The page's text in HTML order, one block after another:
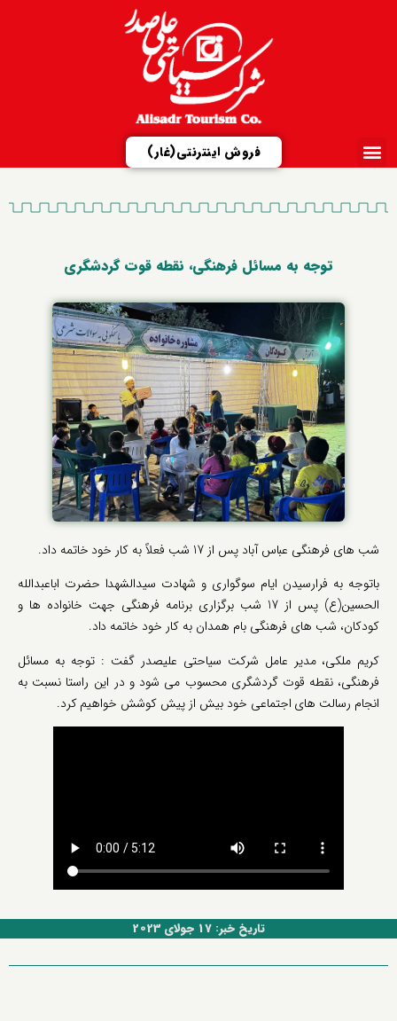
فروش اینترنتی(غار)
شب های فرهنگی عباس آباد پس از 17 شب فعلاً به کار خود خاتمه داد.
باتوجه به فرارسیدن ایام سوگواری و شهادت سیدالشهدا حضرت اباعبدالله
الحسین(ع) پس از 17 شب برگزاری برنامه فرهنگی جهت خانواده ها و
کودکان، شب های فرهنگی بام همدان به کار خود خاتمه داد.
کریم ملکی، مدیر عامل شرکت سیاحتی علیصدر گفت : توجه به مسائل
فرهنگی، نقطه قوت گردشگری محسوب می شود و در این راستا نسبت به
انجام رسالت های اجتماعی خود بیش از پیش کوشش خواهیم کرد.
توجه به مسائل فرهنگی، نقطه قوت گردشگری
تاریخ خبر: 17 جولای 2023